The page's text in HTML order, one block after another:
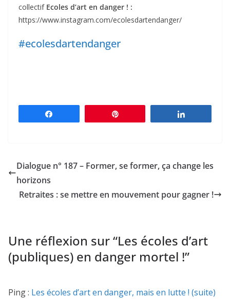
collectif Ecoles d’art en danger ! :
https://www.instagram.com/ecolesdartendanger/
#ecolesdartendanger
Dialogue n° 187 – Former, se former, ça change les
horizons
Retraites : se mettre en mouvement pour gagner !
Une réflexion sur “Les écoles d’art
(publiques) en danger mortel !”
Ping : Les écoles d’art en danger, mais en lutte ! (suite)